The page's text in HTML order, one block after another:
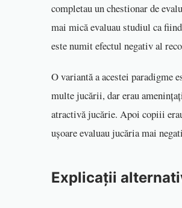
completau un chestionar de
mai mică evaluau studiul ca
este numit efectul negativ al
O variantă a acestei paradigme
multe jucării, dar erau
atractivă jucărie. Apoi copiii
ușoare evaluau jucăria mai
Explicații